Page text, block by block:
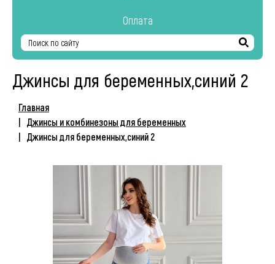
Оплата
Найти
Джинсы для беременных,синий 2
Главная
Джинсы и комбинезоны для беременных
Джинсы для беременных,синий 2